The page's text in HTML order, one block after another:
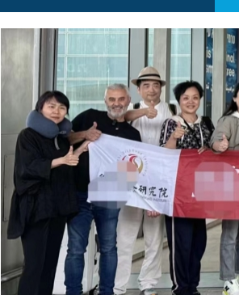
首页 以色列资讯